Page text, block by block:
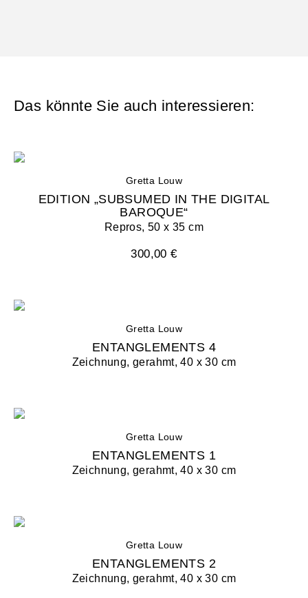
Das könnte Sie auch interessieren:
Gretta Louw
EDITION „SUBSUMED IN THE DIGITAL
BAROQUE“
Repros, 50 x 35 cm
300,00 €
Gretta Louw
ENTANGLEMENTS 4
Zeichnung, gerahmt, 40 x 30 cm
Gretta Louw
ENTANGLEMENTS 1
Zeichnung, gerahmt, 40 x 30 cm
Gretta Louw
ENTANGLEMENTS 2
Zeichnung, gerahmt, 40 x 30 cm